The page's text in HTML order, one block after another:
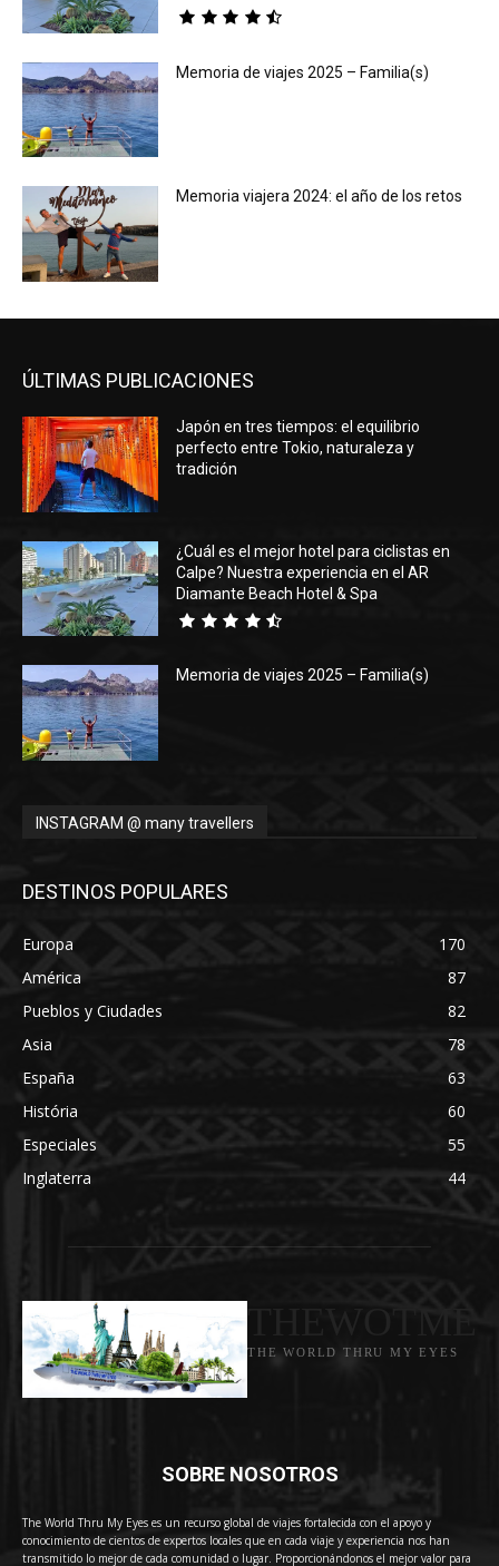
Memoria de viajes 2025 – Familia(s)
Memoria viajera 2024: el año de los retos
ÚLTIMAS PUBLICACIONES
Japón en tres tiempos: el equilibrio
perfecto entre Tokio, naturaleza y
tradición
¿Cuál es el mejor hotel para ciclistas en
Calpe? Nuestra experiencia en el AR
Diamante Beach Hotel & Spa
Memoria de viajes 2025 – Familia(s)
INSTAGRAM @ many travellers
DESTINOS POPULARES
Europa
170
América
87
Pueblos y Ciudades
82
Asia
78
España
63
História
60
Especiales
55
Inglaterra
44
THE WORLD THRU MY EYES
SOBRE NOSOTROS
The World Thru My Eyes es un recurso global de viajes fortalecida con el apoyo y
conocimiento de cientos de expertos locales que en cada viaje y experiencia nos han
transmitido lo mejor de cada comunidad o lugar. Proporcionándonos el mejor valor para